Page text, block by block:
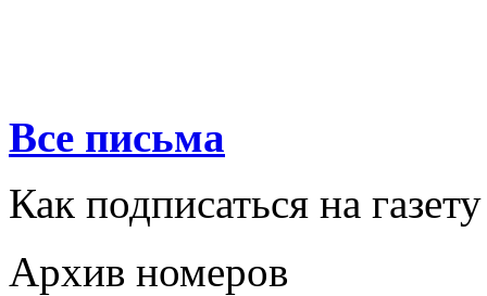
Все письма
Как подписаться на газету
Архив номеров